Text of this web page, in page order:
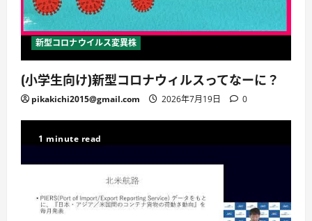
新型コロナウイルス変異株
(小学生向け)新型コロナウィルスってなーに？
pikakichi2015@gmail.com 2026年7月19日 0
1 minute read